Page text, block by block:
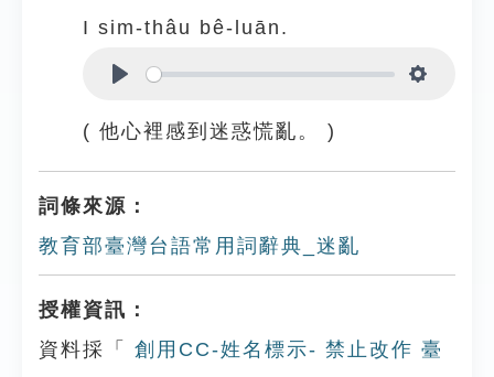
I sim-thâu bê-luān.
( 他心裡感到迷惑慌亂。 )
詞條來源：
教育部臺灣台語常用詞辭典_迷亂
授權資訊：
資料採「
創用CC-姓名標示- 禁止改作 臺